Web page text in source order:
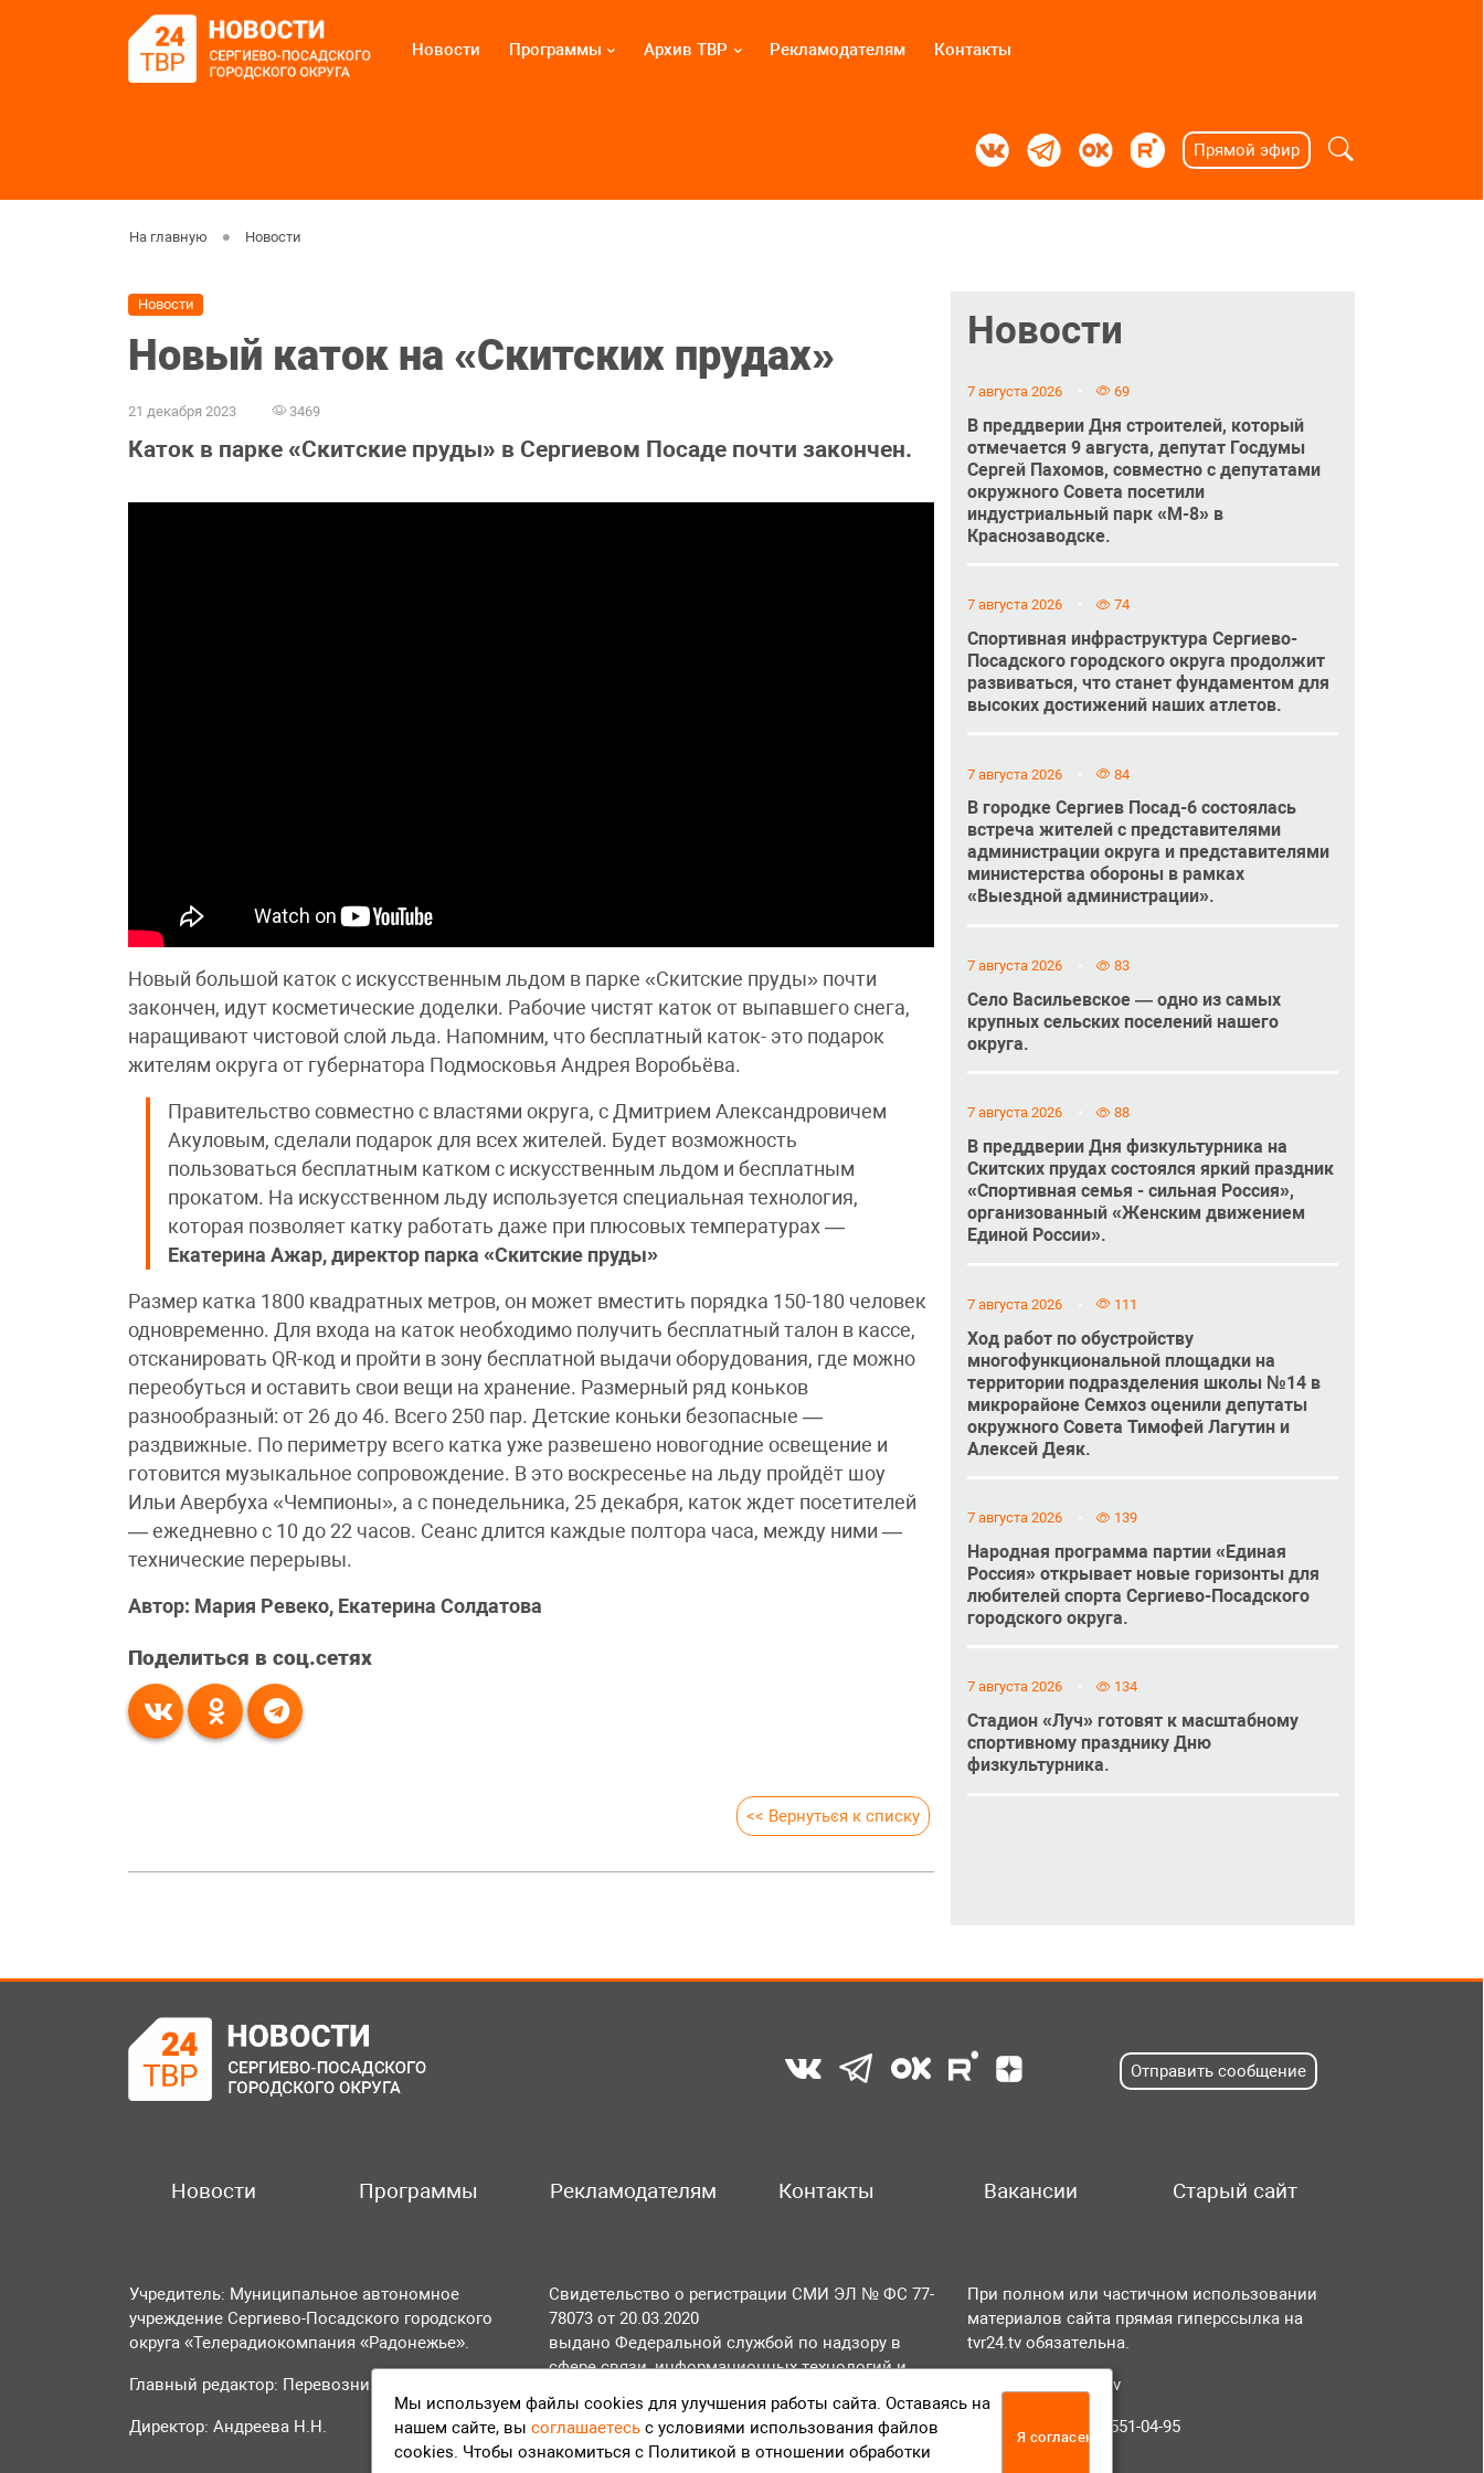
Новости Программы Архив ТВР Рекламодателям Контакты
Прямой эфир
На главную Новости
Новости
Новый каток на «Скитских прудах»
21 декабря 2023 3469
Каток в парке «Скитские пруды» в Сергиевом Посаде почти закончен.
Новый большой каток с искусственным льдом в парке «Скитские пруды» почти
закончен, идут косметические доделки. Рабочие чистят каток от выпавшего снега,
наращивают чистовой слой льда. Напомним, что бесплатный каток- это подарок
жителям округа от губернатора Подмосковья Андрея Воробьёва.
Правительство совместно с властями округа, с Дмитрием Александровичем
Акуловым, сделали подарок для всех жителей. Будет возможность
пользоваться бесплатным катком с искусственным льдом и бесплатным
прокатом. На искусственном льду используется специальная технология,
которая позволяет катку работать даже при плюсовых температурах —
Екатерина Ажар, директор парка «Скитские пруды»
Размер катка 1800 квадратных метров, он может вместить порядка 150-180 человек
одновременно. Для входа на каток необходимо получить бесплатный талон в кассе,
отсканировать QR-код и пройти в зону бесплатной выдачи оборудования, где можно
переобуться и оставить свои вещи на хранение. Размерный ряд коньков
разнообразный: от 26 до 46. Всего 250 пар. Детские коньки безопасные —
раздвижные. По периметру всего катка уже развешено новогодние освещение и
готовится музыкальное сопровождение. В это воскресенье на льду пройдёт шоу
Ильи Авербуха «Чемпионы», а с понедельника, 25 декабря, каток ждет посетителей
— ежедневно с 10 до 22 часов. Сеанс длится каждые полтора часа, между ними —
технические перерывы.
Автор: Мария Ревеко, Екатерина Солдатова
Поделиться в соц.сетях
<< Вернуться к списку
Новости
7 августа 2026 69
В преддверии Дня строителей, который
отмечается 9 августа, депутат Госдумы
Сергей Пахомов, совместно с депутатами
окружного Совета посетили
индустриальный парк «М-8» в
Краснозаводске.
7 августа 2026 74
Спортивная инфраструктура Сергиево-
Посадского городского округа продолжит
развиваться, что станет фундаментом для
высоких достижений наших атлетов.
7 августа 2026 84
В городке Сергиев Посад-6 состоялась
встреча жителей с представителями
администрации округа и представителями
министерства обороны в рамках
«Выездной администрации».
7 августа 2026 83
Село Васильевское — одно из самых
крупных сельских поселений нашего
округа.
7 августа 2026 88
В преддверии Дня физкультурника на
Скитских прудах состоялся яркий праздник
«Спортивная семья - сильная Россия»,
организованный «Женским движением
Единой России».
7 августа 2026 111
Ход работ по обустройству
многофункциональной площадки на
территории подразделения школы №14 в
микрорайоне Семхоз оценили депутаты
окружного Совета Тимофей Лагутин и
Алексей Деяк.
7 августа 2026 139
Народная программа партии «Единая
Россия» открывает новые горизонты для
любителей спорта Сергиево-Посадского
городского округа.
7 августа 2026 134
Стадион «Луч» готовят к масштабному
спортивному празднику Дню
физкультурника.
Отправить сообщение
Новости Программы Рекламодателям Контакты Вакансии Старый сайт
Учредитель: Муниципальное автономное
учреждение Сергиево-Посадского городского
округа «Телерадиокомпания «Радонежье».
Главный редактор: Перевозникова О.А.
Директор: Андреева Н.Н.
Свидетельство о регистрации СМИ ЭЛ № ФС 77-
78073 от 20.03.2020
выдано Федеральной службой по надзору в
сфере связи, информационных технологий и
массовых коммуникаций (Роскомнадзор).
Положение об обработке персональных данных
При полном или частичном использовании
материалов сайта прямая гиперссылка на
tvr24.tv обязательна.
info@tvr24.tv
Телефон: +7 (496) 551-04-95
Мы используем файлы cookies для улучшения работы сайта. Оставаясь на
нашем сайте, вы соглашаетесь с условиями использования файлов
cookies. Чтобы ознакомиться с Политикой в отношении обработки
Я согласен